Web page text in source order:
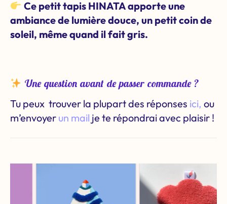
Ce petit tapis HINATA apporte une
ambiance de lumière douce, un petit coin de
soleil, même quand il fait gris.
Une question avant de passer commande ?
Tu peux trouver la plupart des réponses ici, ou
m’envoyer un mail je te répondrai avec plaisir !